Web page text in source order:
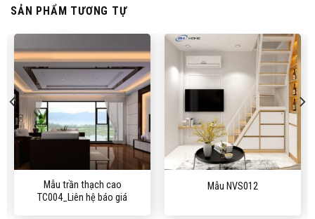
SẢN PHẨM TƯƠNG TỰ
Mẫu trần thạch cao
TC004_Liên hệ báo giá
Mẫu NVS012